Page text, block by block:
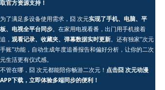
取官方资源支持！
为了满足多设备使用需求，囧 次元实现了手机、电脑、平
板、电视全平台同步。在家用电视看番，出门用手机接着
追， 观看记录、收藏夹、弹幕数据实时更新。还有独家"次元
手账"功能，自动生成年度追番报告和偏好分析，让你的二次
元生活更有仪式感。
不管在哪，囧 次元都能陪你畅游二次元！ 点击囧 次元动漫
APP下载，立即体验多端同步的便利！